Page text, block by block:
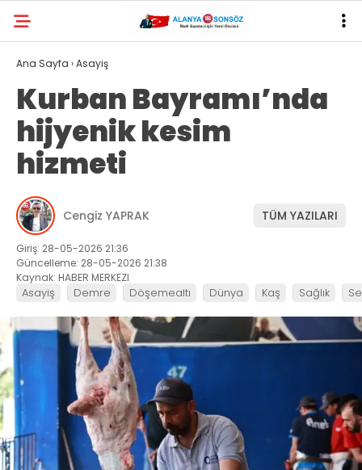
30.9°
Ana Sayfa ›Asayiş
Kurban Bayramı’nda
hijyenik kesim
hizmeti
Cengiz YAPRAK TÜM YAZILARI
Giriş: 28-05-2026 21:36
Güncelleme: 28-05-2026 21:38
Kaynak: HABER MERKEZI
Asayiş Demre Döşemealtı Dünya Kaş Sağlık